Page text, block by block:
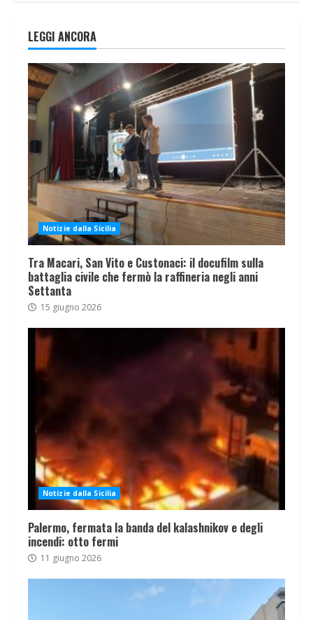
LEGGI ANCORA
Notizie dalla Sicilia
Tra Macari, San Vito e Custonaci: il docufilm sulla
battaglia civile che fermò la raffineria negli anni
Settanta
15 giugno 2026
Notizie dalla Sicilia
Palermo, fermata la banda del kalashnikov e degli
incendi: otto fermi
11 giugno 2026